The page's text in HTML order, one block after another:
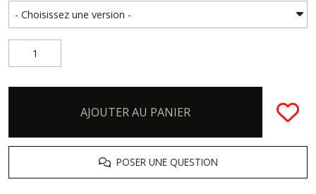
AJOUTER AU PANIER
POSER UNE QUESTION